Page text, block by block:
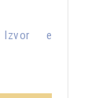
Izvor e